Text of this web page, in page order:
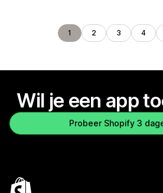
1 2 3 4
Wil je een app
Probeer Shopify 3